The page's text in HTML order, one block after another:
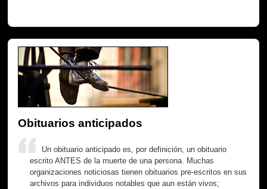
Obituarios anticipados
Un obituario anticipado es, por definición, un obituario
escrito ANTES de la muerte de una persona. Muchas
organizaciones noticiosas tienen obituarios pre-escritos en sus
archivos para individuos notables que aun están vivos;